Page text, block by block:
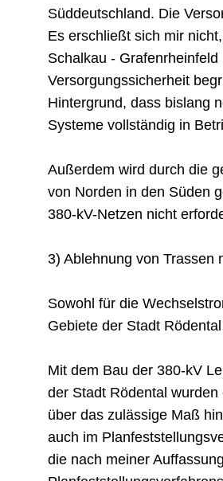
Süddeutschland. Die
Es erschließt sich mir
Schalkau -
Versorgungssicherheit
Hintergrund, dass bislang
Systeme vollständig in
Außerdem wird durch die
von Norden in den Süden
380-kV-Netzen nicht
3) Ablehnung von Trassen
Sowohl für die
Gebiete der Stadt
Mit dem Bau der 380-kV
der Stadt Rödental
über das zulässige Maß
auch im
die nach meiner